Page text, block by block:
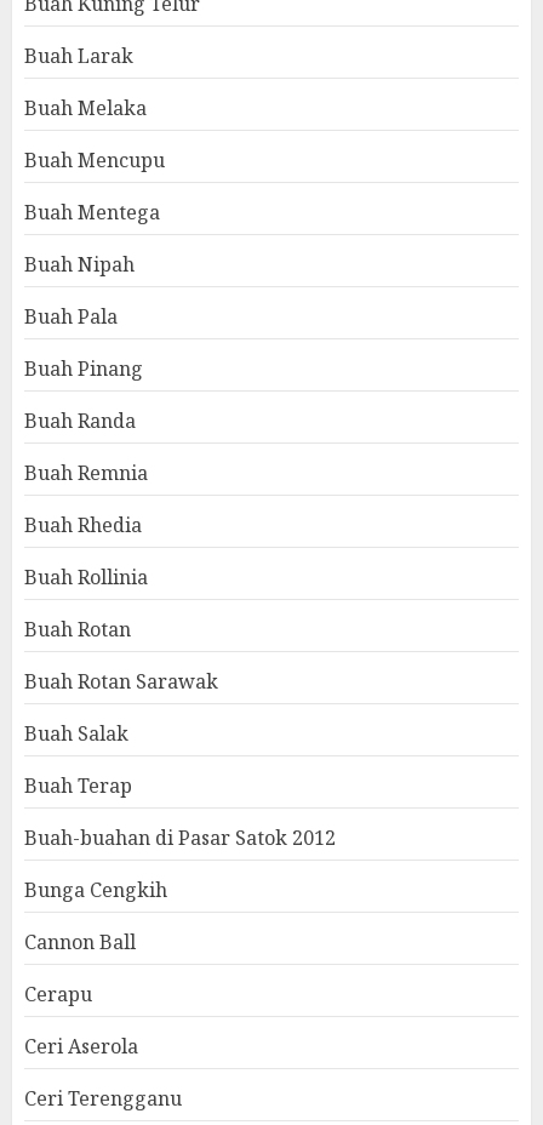
Buah Larak
Buah Melaka
Buah Mencupu
Buah Mentega
Buah Nipah
Buah Pala
Buah Pinang
Buah Randa
Buah Remnia
Buah Rhedia
Buah Rollinia
Buah Rotan
Buah Rotan Sarawak
Buah Salak
Buah Terap
Buah-buahan di Pasar Satok 2012
Bunga Cengkih
Cannon Ball
Cerapu
Ceri Aserola
Ceri Terengganu